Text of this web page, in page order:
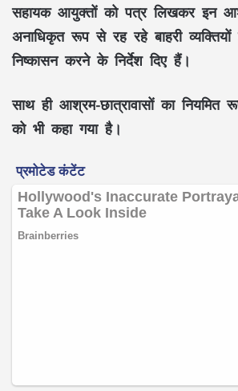
सहायक आयुक्तों को पत्र लिखकर इन
अनाधिकृत रूप से रह रहे बाहरी
निष्कासन करने के निर्देश दिए हैं।
साथ ही आश्रम-छात्रावासों का नियमित
को भी कहा गया है।